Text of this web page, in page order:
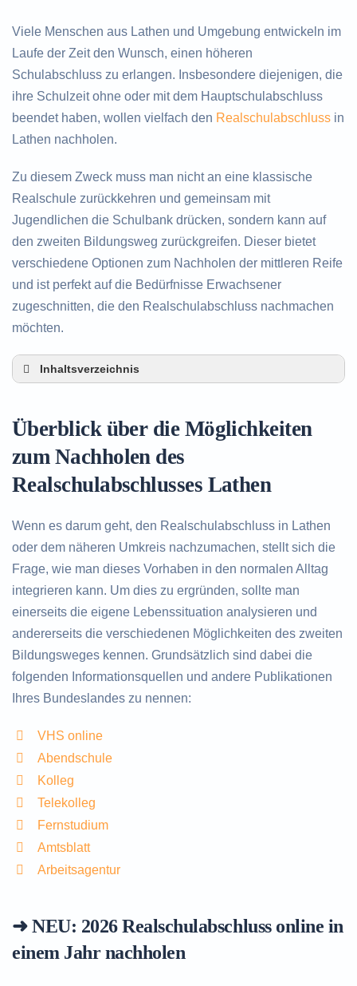
Viele Menschen aus Lathen und Umgebung entwickeln im
Laufe der Zeit den Wunsch, einen höheren
Schulabschluss zu erlangen. Insbesondere diejenigen, die
ihre Schulzeit ohne oder mit dem Hauptschulabschluss
beendet haben, wollen vielfach den Realschulabschluss in
Lathen nachholen.
Zu diesem Zweck muss man nicht an eine klassische
Realschule zurückkehren und gemeinsam mit
Jugendlichen die Schulbank drücken, sondern kann auf
den zweiten Bildungsweg zurückgreifen. Dieser bietet
verschiedene Optionen zum Nachholen der mittleren Reife
und ist perfekt auf die Bedürfnisse Erwachsener
zugeschnitten, die den Realschulabschluss nachmachen
möchten.
Inhaltsverzeichnis
Alternativen zum nachträglichen Erwerb des
Realschulabschlusses in Lathen
Realschulabschlusses
Überblick über die Möglichkeiten
zum Nachholen des
Realschulabschlusses Lathen
Wenn es darum geht, den Realschulabschluss in Lathen
oder dem näheren Umkreis nachzumachen, stellt sich die
Frage, wie man dieses Vorhaben in den normalen Alltag
integrieren kann. Um dies zu ergründen, sollte man
einerseits die eigene Lebenssituation analysieren und
andererseits die verschiedenen Möglichkeiten des zweiten
Bildungsweges kennen. Grundsätzlich sind dabei die
folgenden Informationsquellen und andere Publikationen
Ihres Bundeslandes zu nennen:
VHS online
Abendschule
Kolleg
Telekolleg
Fernstudium
Amtsblatt
Arbeitsagentur
➜ NEU: 2026Realschulabschluss online in
einem Jahr nachholen